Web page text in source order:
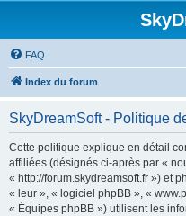
FAQ
Index du forum
SkyDreamSoft - Politique
Cette politique explique en détail
affiliées (désignés ci-après par «
« http://forum.skydreamsoft.fr ») et
« leur », « logiciel phpBB », «
« Équipes phpBB ») utilisent les